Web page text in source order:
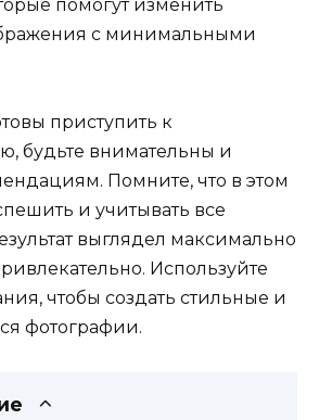
помогут изменить
с минимальными
приступить к
будьте внимательны и
Помните, что в этом
и учитывать все
выглядел максимально
Используйте
чтобы создать стильные и
фотографии.